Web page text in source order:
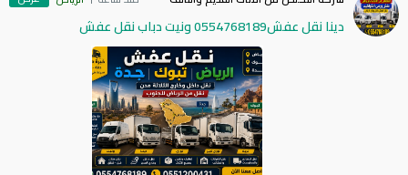
دينا نقل عفش0554768189 ونيت دباب نقل عفش